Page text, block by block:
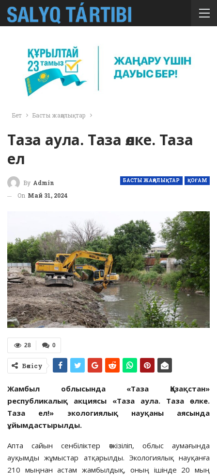
Бет Басты жаңалықтар
Таза аула. Таза өлке. Таза
ел
БАСТЫ ЖАҢАЛЫҚТАР ҚОҒАМ
By Admin
On Май 31, 2024
0
28
Бөлісу
Жамбыл облысында «Таза Қазақстан»
республикалық акциясы «Таза аула. Таза өлке.
Таза ел!» экологиялық науқаны аясында
ұйымдастырылды.
Апта сайын сенбіліктер өткізіліп, облыс аумағында
ауқымды жұмыстар атқарылды. Экологиялық науқанға
210 мыңнан астам жамбылдық, оның ішінде 20 мың